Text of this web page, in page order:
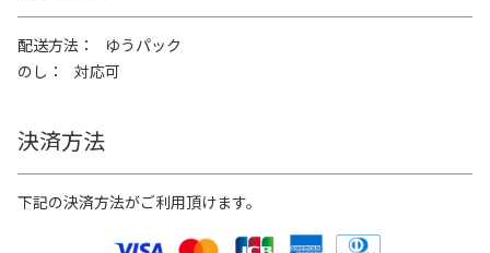
配送方法
ゆうパック
のし
対応可
決済方法
下記の決済方法がご利用頂けます。